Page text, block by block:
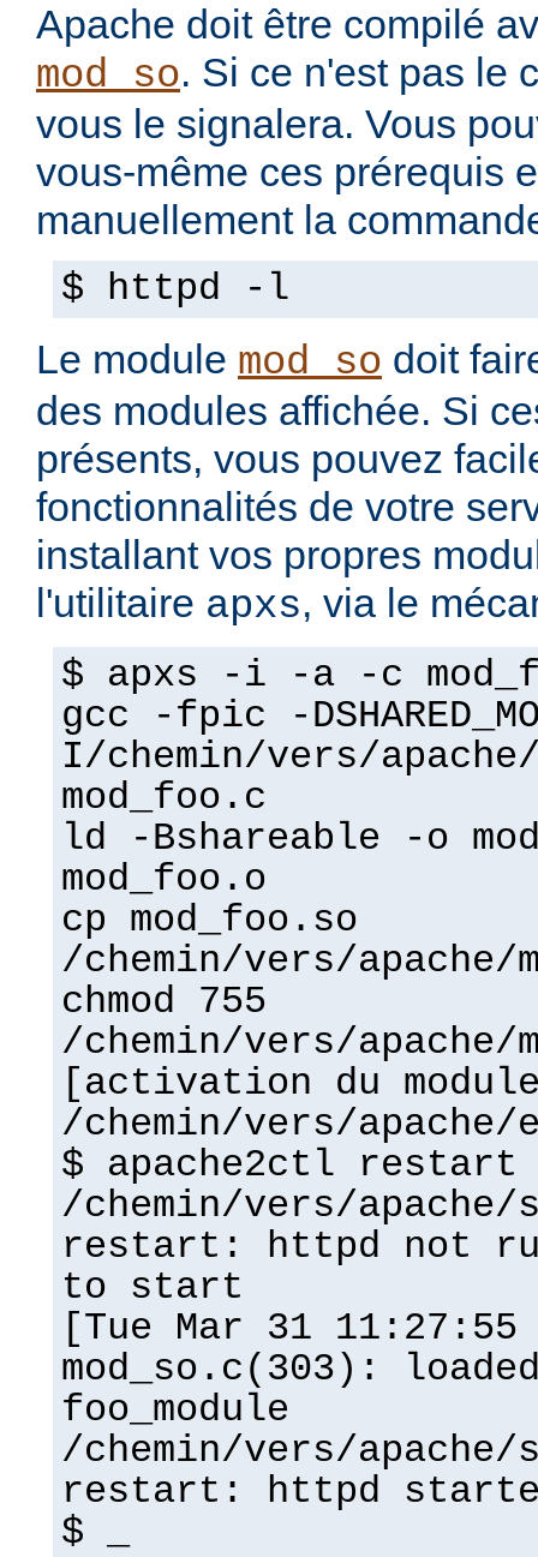
Apache doit être compilé
mod_so. Si ce n'est pas le
vous le signalera. Vous
vous-même ces prérequis
manuellement la
$ httpd -l
Le module mod_so doit
des modules affichée. Si
présents, vous pouvez
fonctionnalités de votre
installant vos propres
l'utilitaire apxs, via le
$ apxs -i -a -c
gcc -fpic -
I/chemin/vers/
mod_foo.c
ld -Bshareable -o
mod_foo.o
cp mod_foo.so
/chemin/vers/apache/
chmod 755
/chemin/vers/apache/
[activation du
/chemin/vers/
$ apache2ctl restart
/chemin/vers/
restart: httpd not
to start
[Tue Mar 31
mod_so.c(303):
foo_module
/chemin/vers/
restart: httpd
$ _